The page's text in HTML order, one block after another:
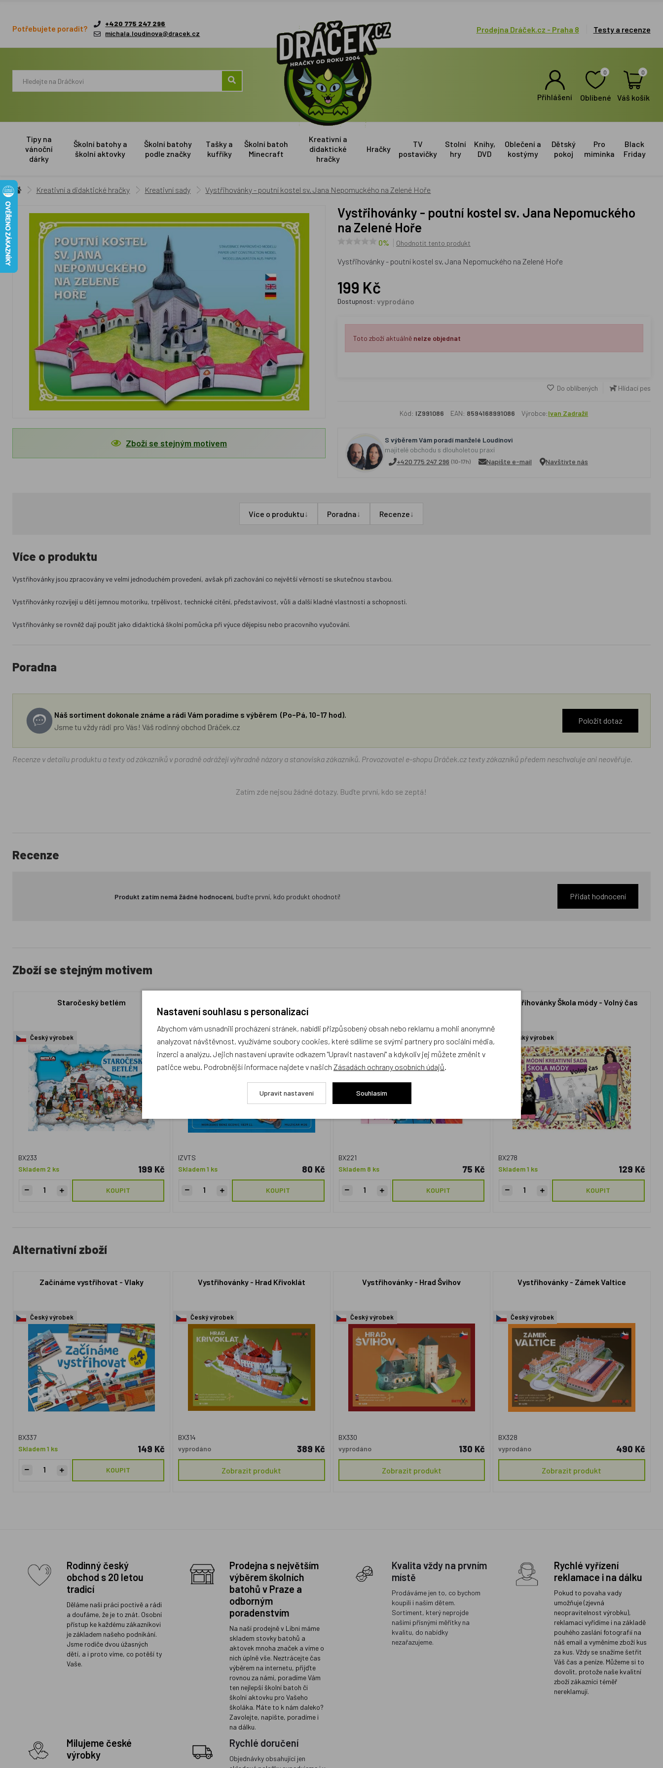
Potřebujete poradit?
+420 775 247 296
michala.loudinova@dracek.cz
Prodejna Dráček.cz - Praha 8 Testy a recenze
Přihlášení
0
Oblíbené
0
Váš košík
Tipy na
vánoční
dárky
Školní batohy a
školní aktovky
Školní batohy
podle značky
Tašky a
kufříky
Školní batoh
Minecraft
Kreativní a
didaktické
hračky
Hračky
TV
postavičky
Stolní
hry
Knihy,
DVD
Oblečení a
kostýmy
Dětský
pokoj
Pro
miminka
Black
Friday
Kreativní a didaktické hračky Kreativní sady Vystřihovánky - poutní kostel sv. Jana Nepomuckého na Zelené Hoře
Zboží se stejným motivem
Vystřihovánky - poutní kostel sv. Jana Nepomuckého
na Zelené Hoře
0% Ohodnotit tento produkt
Vystřihovánky - poutní kostel sv. Jana Nepomuckého na Zelené Hoře
199 Kč
Dostupnost: vyprodáno
Toto zboží aktuálně nelze objednat
Do oblíbených Hlídací pes
Kód: IZ991086 EAN: 8594168991086 Výrobce:Ivan Zadražil
S výběrem Vám poradí manželé Loudínovi
majitelé obchodu s dlouholetou praxí
+420 775 247 296 (10-17h) Napište e-mail Navštivte nás
Více o produktu↓ Poradna↓ Recenze↓
Více o produktu
Vystřihovánky jsou zpracovány ve velmi jednoduchém provedení, avšak při zachování co největší věrností se skutečnou stavbou.
Vystřihovánky rozvíjejí u dětí jemnou motoriku, trpělivost, technické cítění, představivost, vůli a další kladné vlastnosti a schopnosti.
Vystřihovánky se rovněž dají použít jako didaktická školní pomůcka při výuce dějepisu nebo pracovního vyučování.
Poradna
Náš sortiment dokonale známe a rádi Vám poradíme s výběrem (Po–Pá, 10–17 hod).
Jsme tu vždy rádi pro Vás! Váš rodinný obchod Dráček.cz
Položit dotaz
Recenze v detailu produktu a texty od zákazníků v poradně odrážejí výhradně názory a stanoviska zákazníků. Provozovatel e-shopu Dráček.cz texty zákazníků předem neschvaluje ani neověřuje.
Zatím zde nejsou žádné dotazy. Buďte první, kdo se zeptá!
Recenze
Produkt zatím nemá žádné hodnocení, buďte první, kdo produkt ohodnotí! Přidat hodnocení
Zboží se stejným motivem
Staročeský betlém
Český výrobek
BX233
Skladem 2 ks
199 Kč
KOUPIT
Služeb
Český výrobek
IZVTS
Skladem 1 ks
80 Kč
KOUPIT
Český výrobek
BX221
Skladem 8 ks
75 Kč
KOUPIT
Vystřihovánky Škola módy - Volný čas
Český výrobek
BX278
Skladem 1 ks
129 Kč
KOUPIT
Alternativní zboží
Začínáme vystřihovat - Vlaky
Český výrobek
BX337
Skladem 1 ks
149 Kč
KOUPIT
Vystřihovánky - Hrad Křivoklát
Český výrobek
BX314
vyprodáno
389 Kč
Zobrazit produkt
Vystřihovánky - Hrad Švihov
Český výrobek
BX330
vyprodáno
130 Kč
Zobrazit produkt
Vystřihovánky - Zámek Valtice
Český výrobek
BX328
vyprodáno
490 Kč
Zobrazit produkt
Rodinný český
obchod s 20 letou
tradicí
Děláme naši práci poctivě a rádi
a doufáme, že je to znát. Osobní
přístup ke každému zákazníkovi
je základem našeho podnikání.
Jsme rodiče dvou úžasných
dětí, a i proto víme, co potěší ty
Vaše.
Prodejna s největším
výběrem školních
batohů v Praze a
odborným
poradenstvím
Na naší prodejně v Libni máme
skladem stovky batohů a
aktovek mnoha značek a víme o
nich úplně vše. Neztrácejte čas
výběrem na internetu, přijďte
rovnou za námi, poradíme Vám
ten nejlepší školní batoh či
školní aktovku pro Vašeho
školáka. Máte to k nám daleko?
Zavolejte, napište, poradíme i
na dálku.
Kvalita vždy na prvním
místě
Prodáváme jen to, co bychom
koupili i našim dětem.
Sortiment, který neprojde
našimi přísnými měřítky na
kvalitu, do nabídky
nezařazujeme.
Rychlé vyřízení
reklamace i na dálku
Pokud to povaha vady
umožňuje (zjevná
neopravitelnost výrobku),
reklamaci vyřídíme i na základě
pouhého zaslání fotografií na
náš email a vyměníme zboží kus
za kus. Vždy se snažíme šetřit
Váš čas a peníze. Můžeme si to
dovolit, protože naše kvalitní
zboží zákazníci téměř
nereklamují.
Milujeme české
výrobky
Rychlé doručení
Objednávky obsahující jen
Nastavení souhlasu s personalizací
Abychom vám usnadnili procházení stránek, nabídli přizpůsobený obsah nebo reklamu a mohli anonymně
analyzovat návštěvnost, využíváme soubory cookies, které sdílíme se svými partnery pro sociální média,
inzerci a analýzu. Jejich nastavení upravíte odkazem "Upravit nastavení" a kdykoliv jej můžete změnit v
patičce webu. Podrobnější informace najdete v našich Zásadách ochrany osobních údajů
Upravit nastavení Souhlasím